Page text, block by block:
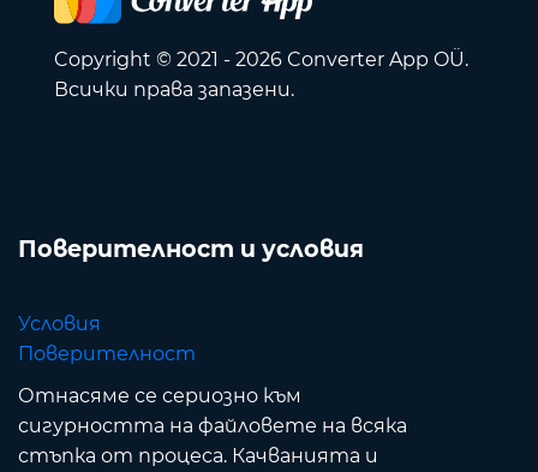
Copyright © 2021 - 2026 Converter App OÜ.
Всички права запазени.
Поверителност и условия
Условия
Поверителност
Отнасяме се сериозно към
сигурността на файловете на всяка
стъпка от процеса. Качванията и